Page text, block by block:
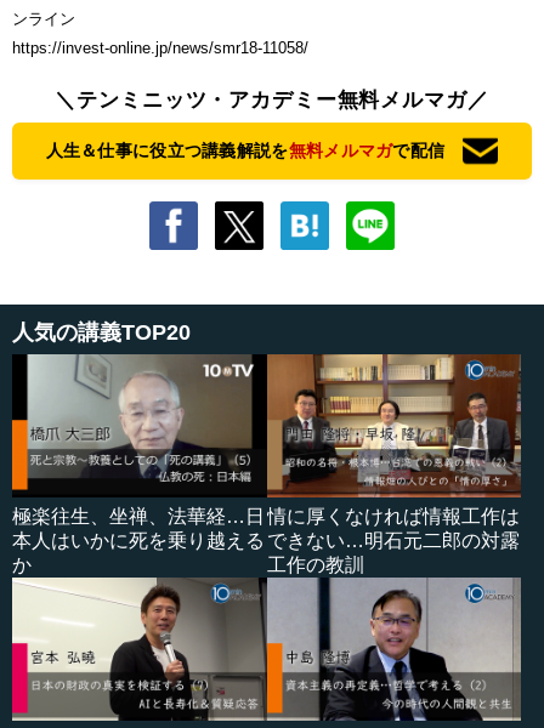
ンライン
https://invest-online.jp/news/smr18-11058/
＼テンミニッツ・アカデミー無料メルマガ／
人生＆仕事に役立つ講義解説を無料メルマガで配信
人気の講義TOP20
極楽往生、坐禅、法華経…日
本人はいかに死を乗り越える
か
情に厚くなければ情報工作は
できない…明石元二郎の対露
工作の教訓